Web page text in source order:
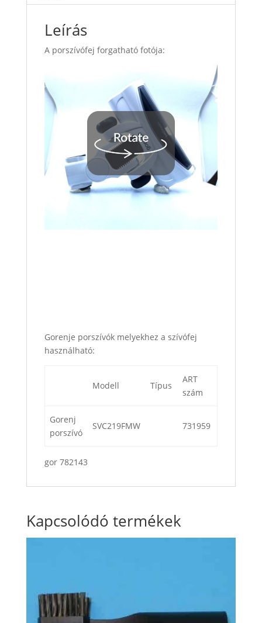
Leírás
A porszívófej forgatható fotója:
Gorenje porszívók melyekhez a szívófej
használható:
Modell Típus
ART
szám
Gorenj
porszívó
SVC219FMW 731959
gor 782143
Kapcsolódó termékek